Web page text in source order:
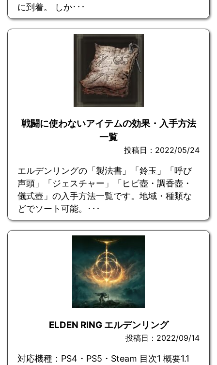
に到着。 しか･･･
戦闘に使わないアイテムの効果・入手方法
一覧
投稿日：2022/05/24
エルデンリングの「製法書」「鈴玉」「呼び
声頭」「ジェスチャー」「ヒビ壺・調香壺・
儀式壺」の入手方法一覧です。地域・種類な
どでソート可能。･･･
ELDEN RING エルデンリング
投稿日：2022/09/14
対応機種：PS4・PS5・Steam 目次1 概要1.1